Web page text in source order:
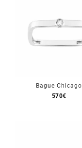
Bague Chicago
570€